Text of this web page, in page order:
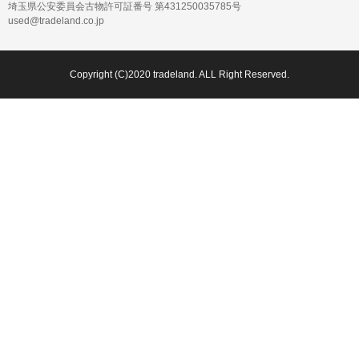
埼玉県公安委員会古物許可証番号 第431250035785号
used@tradeland.co.jp
Copyright (C)2020 tradeland. ALL Right Reserved.